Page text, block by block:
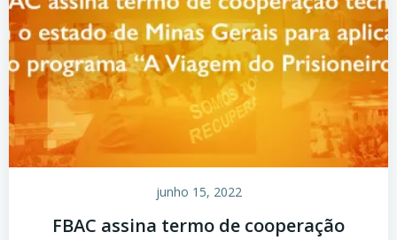
junho 15, 2022
FBAC assina termo de cooperação